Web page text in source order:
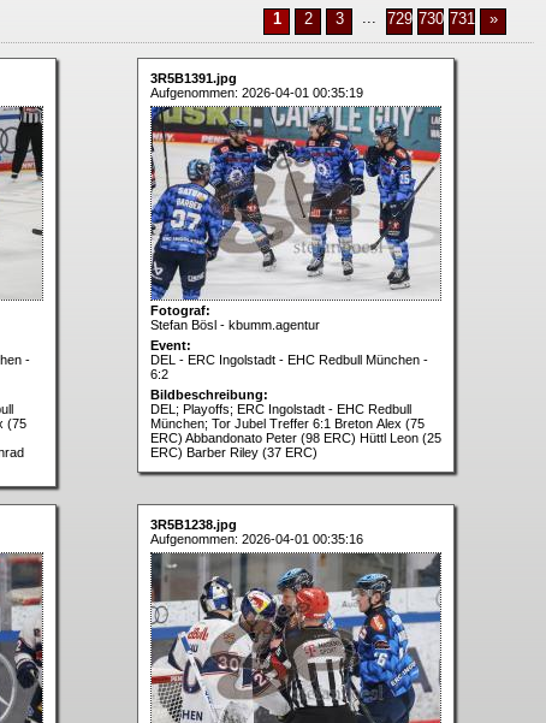
1 2 3 729 730 731 »
-
(75
3R5B1391.jpg
Aufgenommen: 2026-04-01 00:35:19
Fotograf:
Stefan Bösl - kbumm.agentur
Event:
DEL - ERC Ingolstadt - EHC Redbull München -
6:2
Bildbeschreibung:
DEL; Playoffs; ERC Ingolstadt - EHC Redbull
München; Tor Jubel Treffer 6:1 Breton Alex (75
ERC) Abbandonato Peter (98 ERC) Hüttl Leon (25
ERC) Barber Riley (37 ERC)
3R5B1238.jpg
Aufgenommen: 2026-04-01 00:35:16